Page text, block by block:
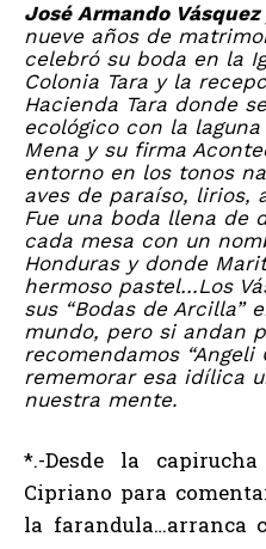
José Armando
nueve años de
celebró su boda en la
Colonia Tara y la
Hacienda Tara donde
ecológico con la
Mena y su firma
entorno en los tonos
aves de paraíso, lirios,
Fue una boda llena de
cada mesa con un
Honduras y donde
hermoso pastel…Los
sus “Bodas de Arcilla”
mundo, pero si andan
recomendamos “Angeli
rememorar esa idílica
nuestra mente.
*.-Desde la
Cipriano para
la farandula…arranca